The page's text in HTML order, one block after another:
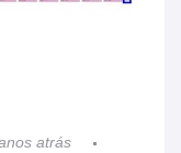
atrás